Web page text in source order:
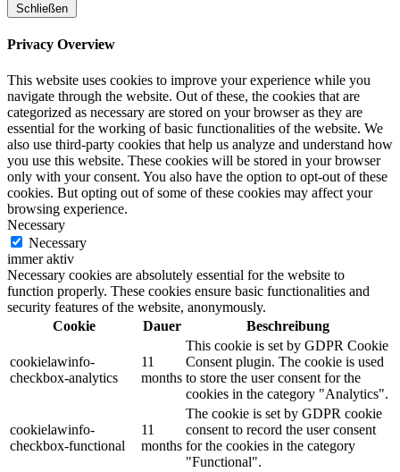
Schließen
Privacy Overview
This website uses cookies to improve your experience while you
navigate through the website. Out of these, the cookies that are
categorized as necessary are stored on your browser as they are
essential for the working of basic functionalities of the website. We
also use third-party cookies that help us analyze and understand how
you use this website. These cookies will be stored in your browser
only with your consent. You also have the option to opt-out of these
cookies. But opting out of some of these cookies may affect your
browsing experience.
Necessary
Necessary
immer aktiv
Necessary cookies are absolutely essential for the website to
function properly. These cookies ensure basic functionalities and
security features of the website, anonymously.
Cookie
Dauer Beschreibung
cookielawinfo-
checkbox-analytics
11
months
This cookie is set by GDPR Cookie
Consent plugin. The cookie is used
to store the user consent for the
cookies in the category "Analytics".
cookielawinfo-
checkbox-functional
11
months
The cookie is set by GDPR cookie
consent to record the user consent
for the cookies in the category
"Functional".